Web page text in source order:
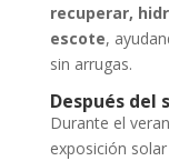
recuperar,
escote,
sin arrugas.
Después del
Durante el
exposición